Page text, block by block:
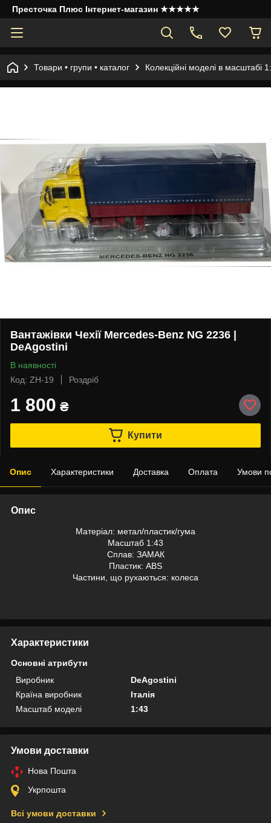
Престочка Плюс Інтернет-магазин ★★★★★
Товари • групи • каталог Колекційні моделі в масштабі
Вантажівки Чехії Mercedes-Benz NG 2236 |
DeAgostini
В наявності
Код: ZH-19
Роздріб
1 800 ₴
Купити
Опис Характеристики Доставка Оплата Умови
Опис
Матеріал: метал/пластик/гума
Масштаб 1:43
Сплав: ЗАМАК
Пластик: ABS
Частини, що рухаються: колеса
Характеристики
Основні атрибути
Виробник
DeAgostini
Країна виробник
Італія
Масштаб моделі
1:43
Умови доставки
Нова Пошта
Укрпошта
Всі умови доставки